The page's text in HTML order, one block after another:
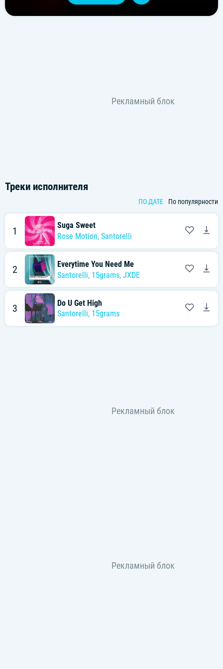
Треки исполнителя
ПО ДАТЕ По популярности
1
Suga Sweet
Rose Motion, Santorelli
2
Everytime You Need Me
Santorelli, 15grams, JXDE
3
Do U Get High
Santorelli, 15grams